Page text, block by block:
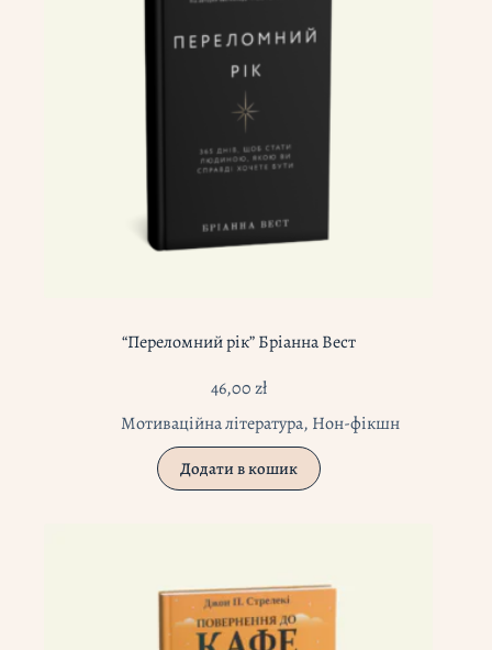
“Переломний рік” Бріанна Вест
46,00zł
Мотиваційна література, Нон-фікшн
Додати в кошик